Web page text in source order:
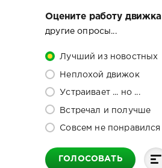
Оцените работу движка
другие опросы...
Лучший из новостных
Неплохой движок
Устраивает ... но ...
Встречал и получше
Совсем не понравился
ГОЛОСОВАТЬ